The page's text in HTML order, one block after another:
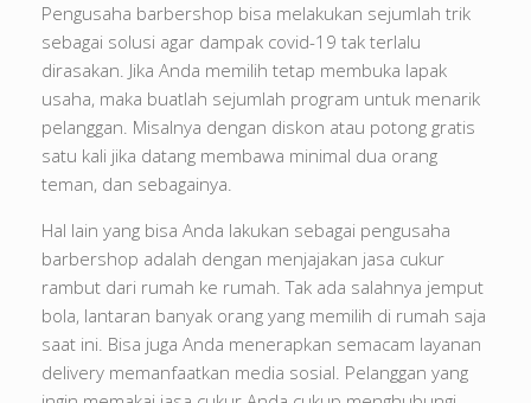
Pengusaha barbershop bisa melakukan sejumlah trik
sebagai solusi agar dampak covid-19 tak terlalu
dirasakan. Jika Anda memilih tetap membuka lapak
usaha, maka buatlah sejumlah program untuk menarik
pelanggan. Misalnya dengan diskon atau potong gratis
satu kali jika datang membawa minimal dua orang
teman, dan sebagainya.
Hal lain yang bisa Anda lakukan sebagai pengusaha
barbershop adalah dengan menjajakan jasa cukur
rambut dari rumah ke rumah. Tak ada salahnya jemput
bola, lantaran banyak orang yang memilih di rumah saja
saat ini. Bisa juga Anda menerapkan semacam layanan
delivery memanfaatkan media sosial. Pelanggan yang